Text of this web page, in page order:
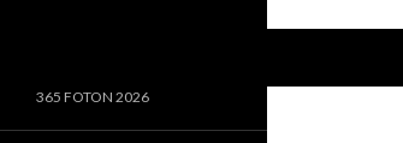
365 FOTON 2026